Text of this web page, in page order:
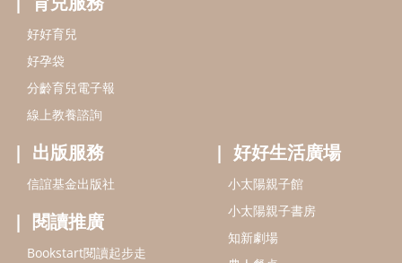
Bookstart閱讀起步走
信誼幼兒文學獎
信誼兒童動畫獎
小袋鼠說故事劇團
service@hsin-yi.org.tw
信誼好好育兒
小太陽親子書房
(02)2396-5305轉2345 (週一～週五 9:00～18:00)
認識信誼 合作洽談 智慧財產權聲明